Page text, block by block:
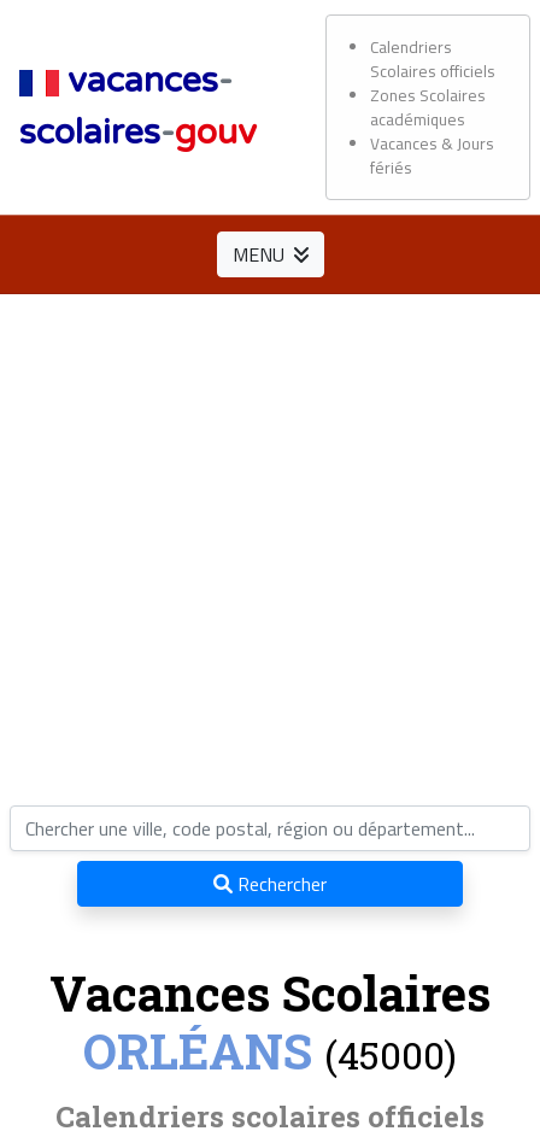
vacances-
scolaires-gouv
Calendriers
Scolaires officiels
Zones Scolaires
académiques
Vacances & Jours
fériés
MENU
Rechercher
Vacances Scolaires
ORLÉANS (45000)
Calendriers scolaires officiels